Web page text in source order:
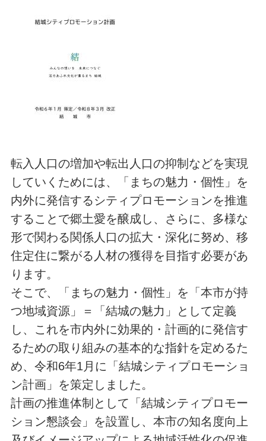
転入人口の増加や転出人口の抑制などを実現
していくためには、「まちの魅力・個性」を
内外に発信するシティプロモーションを推進
することで郷土愛を醸成し、さらに、多様な
形で関わる関係人口の拡大・深化に努め、移
住定住に繋がる人材の獲得を目指す必要があ
ります。
そこで、「まちの魅力・個性」を「本市が持
つ地域資源」＝「結城の魅力」として定義
し、これを市内外に効果的・計画的に発信す
るための取り組みの基本的な指針を定めるた
め、令和6年1月に「結城シティプロモーショ
ン計画」を策定しました。
計画の推進体制として「結城シティプロモー
ション懇談会」を設置し、本市の知名度向上